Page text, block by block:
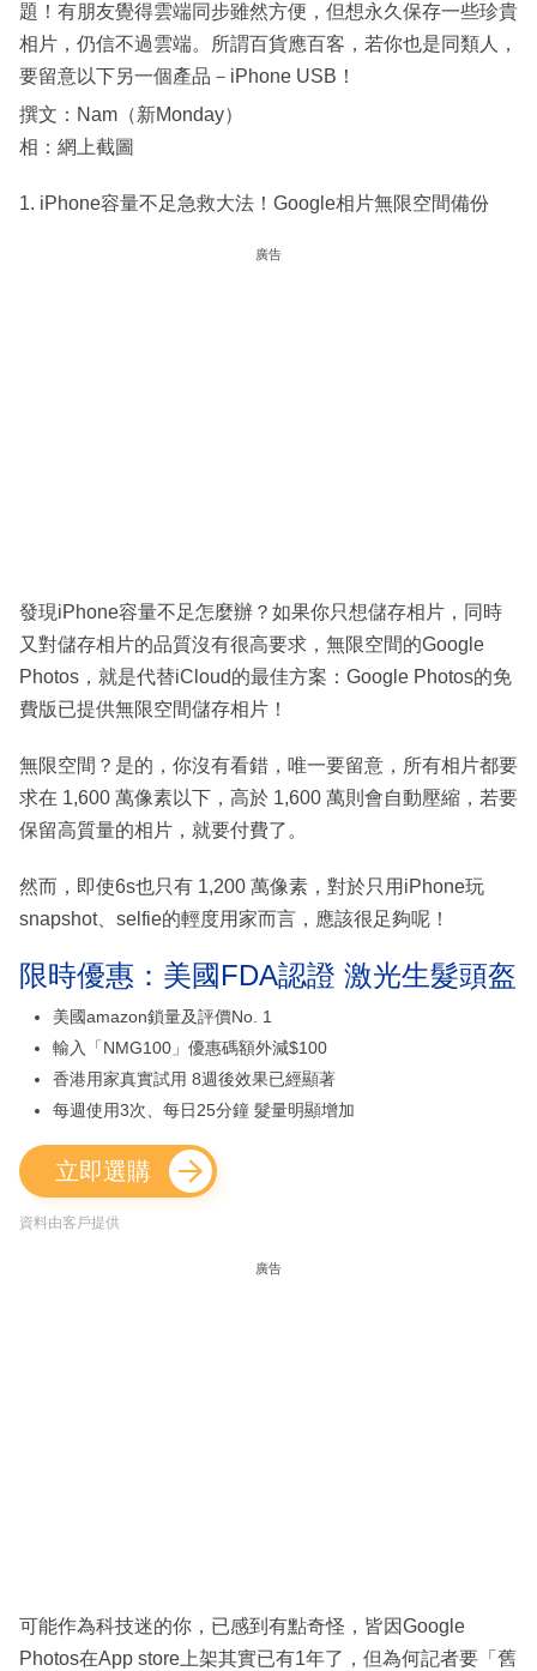
題！有朋友覺得雲端同步雖然方便，但想永久保存一些珍貴
相片，仍信不過雲端。所謂百貨應百客，若你也是同類人，
要留意以下另一個產品－iPhone USB！
撰文：Nam（新Monday）
相：網上截圖
1. iPhone容量不足急救大法！Google相片無限空間備份
廣告
發現iPhone容量不足怎麼辦？如果你只想儲存相片，同時
又對儲存相片的品質沒有很高要求，無限空間的Google
Photos，就是代替iCloud的最佳方案：Google Photos的免
費版已提供無限空間儲存相片！
無限空間？是的，你沒有看錯，唯一要留意，所有相片都要
求在 1,600 萬像素以下，高於 1,600 萬則會自動壓縮，若要
保留高質量的相片，就要付費了。
然而，即使6s也只有 1,200 萬像素，對於只用iPhone玩
snapshot、selfie的輕度用家而言，應該很足夠呢！
限時優惠：美國FDA認證 激光生髮頭盔
美國amazon鎖量及評價No. 1
輸入「NMG100」優惠碼額外減$100
香港用家真實試用 8週後效果已經顯著
每週使用3次、每日25分鐘 髮量明顯增加
立即選購
資料由客戶提供
廣告
可能作為科技迷的你，已感到有點奇怪，皆因Google
Photos在App store上架其實已有1年了，但為何記者要「舊